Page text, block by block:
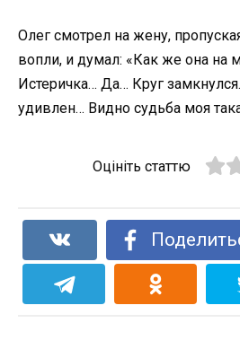
Олег смотрел на жену,
вопли, и думал: «Как же она на
Истеричка… Да… Круг
удивлен… Видно судьба моя
Оцініть статтю